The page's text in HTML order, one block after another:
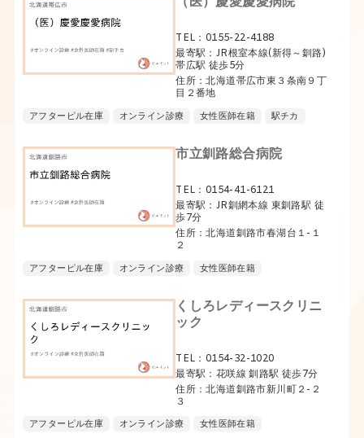
TEL：0155-22-4188
最寄駅：JR根室本線(新得～釧路)
帯広駅 徒歩5分
住所：北海道帯広市東３条南９丁
目２番地
アフターピル在庫 オンライン診療 女性医師在籍 駅チカ
市立釧路総合病院
TEL：0154-41-6121
最寄駅：JR釧網本線 東釧路駅 徒
歩7分
住所：北海道釧路市春湖台１-１
２
アフターピル在庫 オンライン診療 女性医師在籍
くしろレディースクリニ
ック
TEL：0154-32-1020
最寄駅：花咲線 釧路駅 徒歩7分
住所：北海道釧路市新川町２-２
３
アフターピル在庫 オンライン診療 女性医師在籍